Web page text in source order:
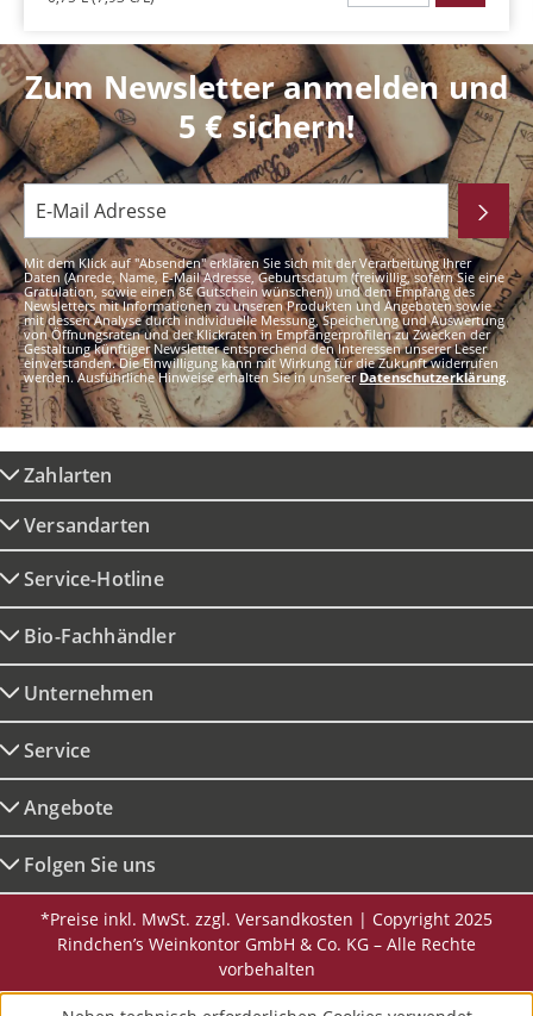
Zum Newsletter anmelden und
5 € sichern!
Mit dem Klick auf "Absenden" erklären Sie sich mit der Verarbeitung Ihrer
Daten (Anrede, Name, E-Mail Adresse, Geburtsdatum (freiwillig, sofern Sie eine
Gratulation, sowie einen 8€ Gutschein wünschen)) und dem Empfang des
Newsletters mit Informationen zu unseren Produkten und Angeboten sowie
mit dessen Analyse durch individuelle Messung, Speicherung und Auswertung
von Öffnungsraten und der Klickraten in Empfängerprofilen zu Zwecken der
Gestaltung künftiger Newsletter entsprechend den Interessen unserer Leser
einverstanden. Die Einwilligung kann mit Wirkung für die Zukunft widerrufen
werden. Ausführliche Hinweise erhalten Sie in unsererDatenschutzerklärung.
Zahlarten
Versandarten
Service-Hotline
Bio-Fachhändler
Unternehmen
Service
Angebote
Folgen Sie uns
*Preise inkl. MwSt. zzgl. Versandkosten | Copyright 2025
Rindchen’s Weinkontor GmbH & Co. KG – Alle Rechte
vorbehalten